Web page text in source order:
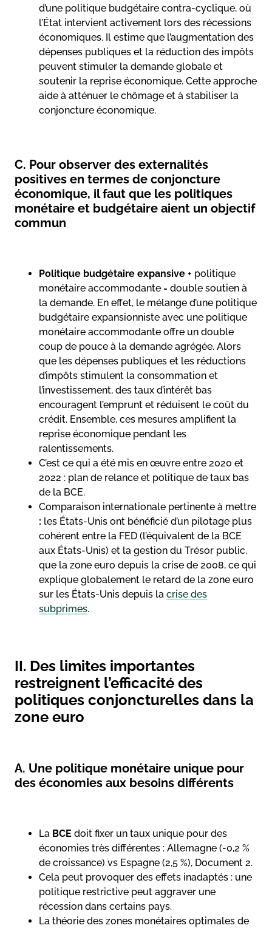
d’une politique budgétaire contra-cyclique, où
l’État intervient activement lors des récessions
économiques. Il estime que l’augmentation des
dépenses publiques et la réduction des impôts
peuvent stimuler la demande globale et
soutenir la reprise économique. Cette approche
aide à atténuer le chômage et à stabiliser la
conjoncture économique.
C. Pour observer des externalités
positives en termes de conjoncture
économique, il faut que les politiques
monétaire et budgétaire aient un objectif
commun
Politique budgétaire expansive + politique
monétaire accommodante = double soutien à
la demande. En effet, le mélange d’une politique
budgétaire expansionniste avec une politique
monétaire accommodante offre un double
coup de pouce à la demande agrégée. Alors
que les dépenses publiques et les réductions
d’impôts stimulent la consommation et
l’investissement, des taux d’intérêt bas
encouragent l’emprunt et réduisent le coût du
crédit. Ensemble, ces mesures amplifient la
reprise économique pendant les
ralentissements.
C’est ce qui a été mis en œuvre entre 2020 et
2022 : plan de relance et politique de taux bas
de la BCE.
Comparaison internationale pertinente à mettre
: les États-Unis ont bénéficié d’un pilotage plus
cohérent entre la FED (l’équivalent de la BCE
aux États-Unis) et la gestion du Trésor public,
que la zone euro depuis la crise de 2008, ce qui
explique globalement le retard de la zone euro
sur les États-Unis depuis la crise des
subprimes.
II. Des limites importantes
restreignent l’efficacité des
politiques conjoncturelles dans la
zone euro
A. Une politique monétaire unique pour
des économies aux besoins différents
La BCE doit fixer un taux unique pour des
économies très différentes : Allemagne (-0,2 %
de croissance) vs Espagne (2,5 %), Document 2.
Cela peut provoquer des effets inadaptés : une
politique restrictive peut aggraver une
récession dans certains pays.
La théorie des zones monétaires optimales de